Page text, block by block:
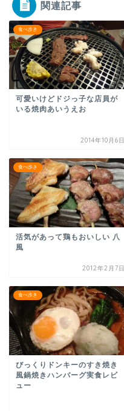
関連記事
食べ歩き
可愛いけどドジっ子な店員が
いる焼肉あいうえお
2014年10月6日
食べ歩き
活気があって鶏もおいしい 八
風
2012年2月7日
食べ歩き
びっくりドンキーのすき焼き
風鍋焼きハンバーグ実食レビ
ュー